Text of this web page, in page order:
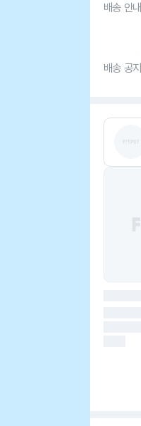
배송 안내
배송 공지